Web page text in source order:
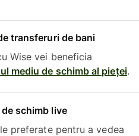
transferuri de bani
Wise vei beneficia
mediu de schimb al pieței.
schimb live
preferate pentru a vedea